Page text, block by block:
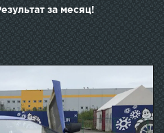
за месяц!